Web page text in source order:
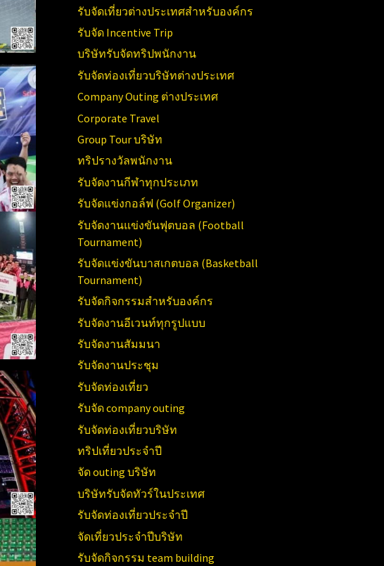
รับจัดเที่ยวต่างประเทศสำหรับองค์กร
รับจัด Incentive Trip
บริษัทรับจัดทริปพนักงาน
รับจัดท่องเที่ยวบริษัทต่างประเทศ
Company Outing ต่างประเทศ
Corporate Travel
Group Tour บริษัท
ทริปรางวัลพนักงาน
รับจัดงานกีฬาทุกประเภท
รับจัดแข่งกอล์ฟ (Golf Organizer)
รับจัดงานแข่งขันฟุตบอล (Football
Tournament)
รับจัดแข่งขันบาสเกตบอล (Basketball
Tournament)
รับจัดกิจกรรมสำหรับองค์กร
รับจัดงานอีเวนท์ทุกรูปแบบ
รับจัดงานสัมมนา
รับจัดงานประชุม
รับจัดท่องเที่ยว
รับจัด company outing
รับจัดท่องเที่ยวบริษัท
ทริปเที่ยวประจำปี
จัด outing บริษัท
บริษัทรับจัดทัวร์ในประเทศ
รับจัดท่องเที่ยวประจำปี
จัดเที่ยวประจำปีบริษัท
รับจัดกิจกรรม team building